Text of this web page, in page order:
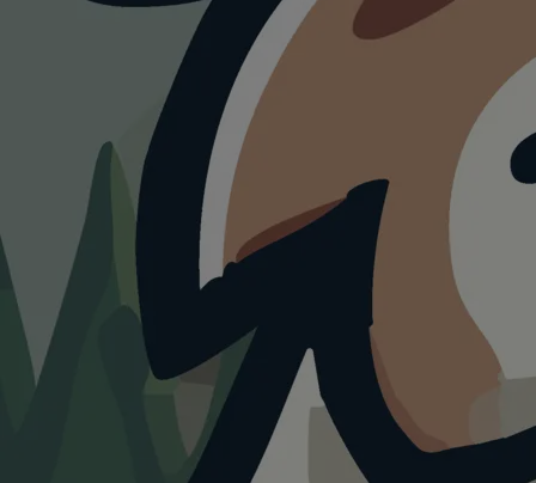
HUNDEAUSLAUF
Hundewiese
Gablonzerring